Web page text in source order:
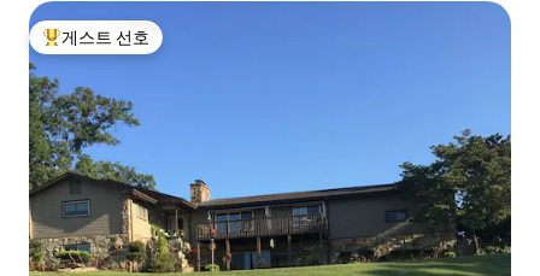
상위 게스트 선호
게스트 선호